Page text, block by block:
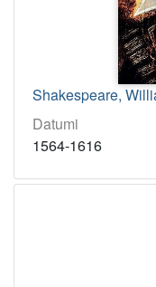
Shakespeare,
Datumi
1564-1616